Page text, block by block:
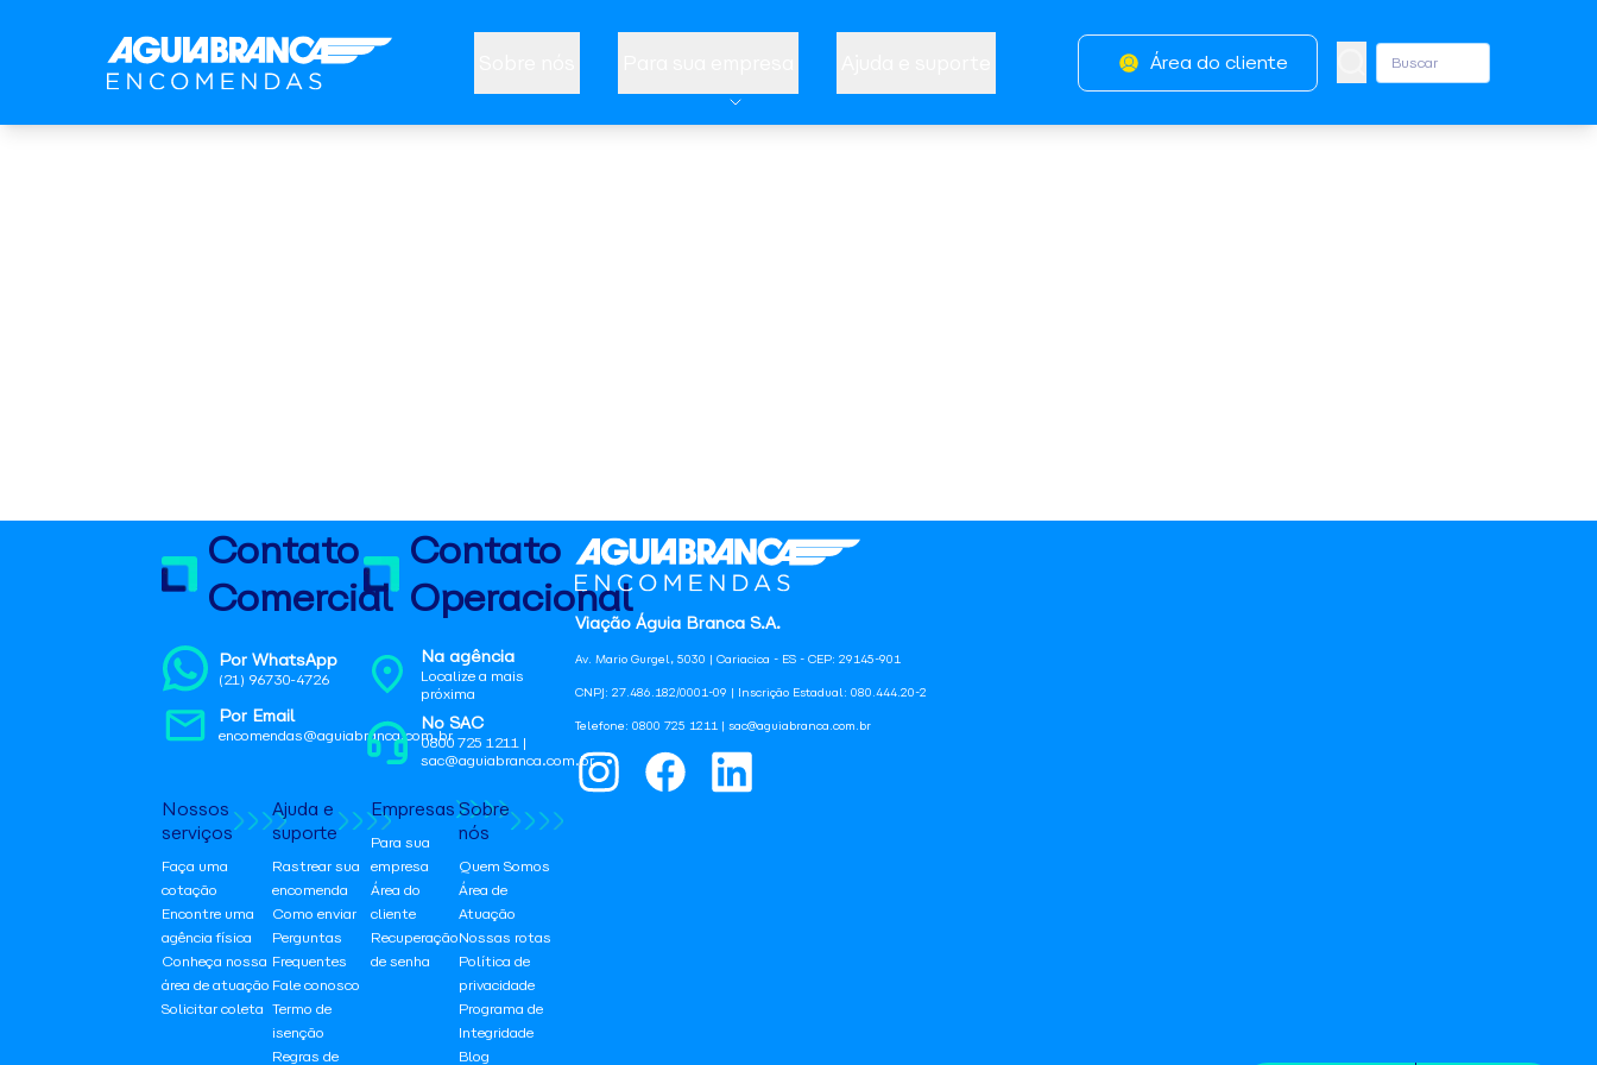
Área do cliente
Viação Águia Branca S.A.
Av. Mario Gurgel, 5030 | Cariacica - ES - CEP: 29145-901
CNPJ: 27.486.182/0001-09 | Inscrição Estadual: 080.444.20-2
Telefone: 0800 725 1211 | sac@aguiabranca.com.br
Contato
Comercial
Por WhatsApp
(21) 96730-4726
Por Email
encomendas@aguiabranca.com.br
Contato
Operacional
Na agência
Localize a mais
próxima
No SAC
0800 725 1211 |
sac@aguiabranca.com.br
Nossos
serviços
Faça uma
cotação
Encontre uma
agência física
Conheça nossa
área de atuação
Solicitar coleta
Ajuda e
suporte
Rastrear sua
encomenda
Como enviar
Perguntas
Frequentes
Fale conosco
Termo de
isenção
Regras de
Empresas
Para sua
empresa
Área do
cliente
Recuperação
de senha
Sobre
nós
Quem Somos
Área de
Atuação
Nossas rotas
Política de
privacidade
Programa de
Integridade
Blog